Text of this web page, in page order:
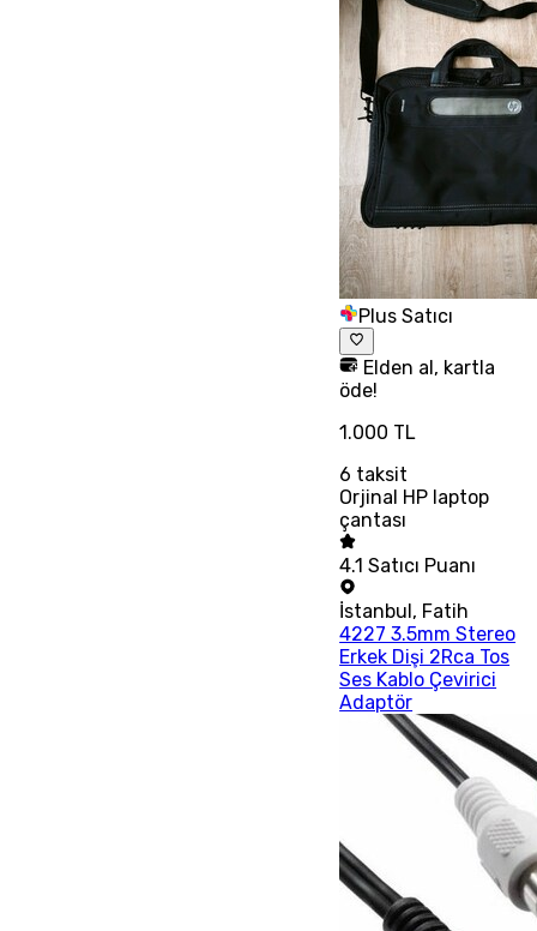
Plus Satıcı
Elden al, kartla
öde!
1.000 TL
6 taksit
Orjinal HP laptop
çantası
4.1 Satıcı Puanı
İstanbul, Fatih
4227 3.5mm Stereo
Erkek Dişi 2Rca Tos
Ses Kablo Çevirici
Adaptör